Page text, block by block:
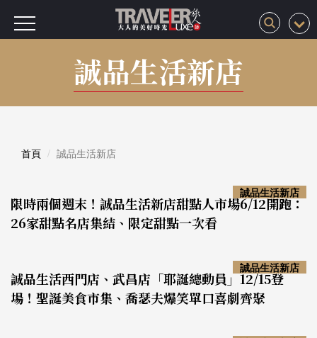
誠品生活新店
首頁 誠品生活新店
限時兩個週末！誠品生活新店甜點人市場6/12開跑：
26家甜點名店集結、限定甜點一次看
誠品生活新店
誠品生活西門店、武昌店「耶誕總動員」12/15登
場！聖誕美食市集、喬瑟夫爆笑單口喜劇齊聚
誠品生活新店